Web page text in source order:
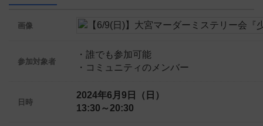
画像
参加対象者
・誰でも参加可能
・コミュニティのメンバー
日時
2024年6月9日（日）
13:30～20:30